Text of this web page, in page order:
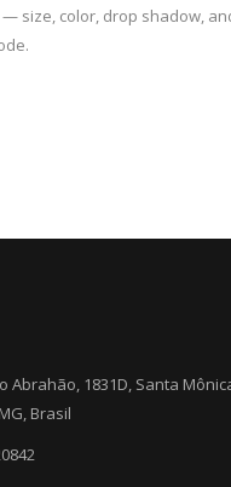
size, color, drop shadow,
Abrahão, 1831D, Santa
Brasil